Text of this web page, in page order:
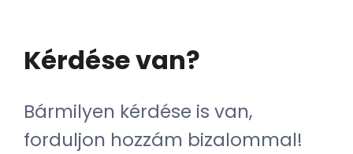
Kérdése van?
Bármilyen kérdése is van,
forduljon hozzám bizalommal!